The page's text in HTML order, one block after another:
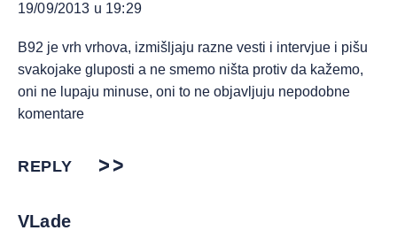
19/09/2013 u 19:29
B92 je vrh vrhova, izmišljaju razne vesti i intervjue i pišu
svakojake gluposti a ne smemo ništa protiv da kažemo,
oni ne lupaju minuse, oni to ne objavljuju nepodobne
komentare
REPLY
VLade